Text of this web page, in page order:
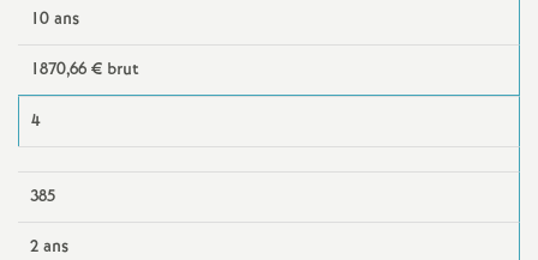
S
10 ans
1870,66 € brut
4
385
2 ans